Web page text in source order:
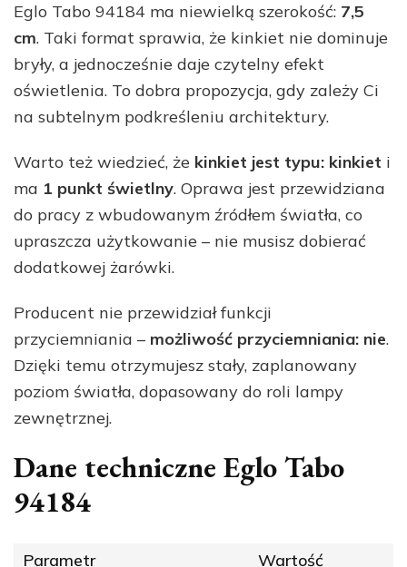
Eglo Tabo 94184 ma niewielką szerokość: 7,5
cm. Taki format sprawia, że kinkiet nie dominuje
bryły, a jednocześnie daje czytelny efekt
oświetlenia. To dobra propozycja, gdy zależy Ci
na subtelnym podkreśleniu architektury.
Warto też wiedzieć, że kinkiet jest typu: kinkiet i
ma 1 punkt świetlny. Oprawa jest przewidziana
do pracy z wbudowanym źródłem światła, co
upraszcza użytkowanie – nie musisz dobierać
dodatkowej żarówki.
Producent nie przewidział funkcji
przyciemniania – możliwość przyciemniania: nie.
Dzięki temu otrzymujesz stały, zaplanowany
poziom światła, dopasowany do roli lampy
zewnętrznej.
Dane techniczne Eglo Tabo
94184
Parametr Wartość